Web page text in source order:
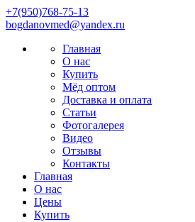
+7(950)768-75-13
bоgdаnovmеd@yаndех.ru
Главная
О нас
Купить
Мёд оптом
Доставка и оплата
Статьи
Фотогалерея
Видео
Отзывы
Контакты
Главная
О нас
Цены
Купить